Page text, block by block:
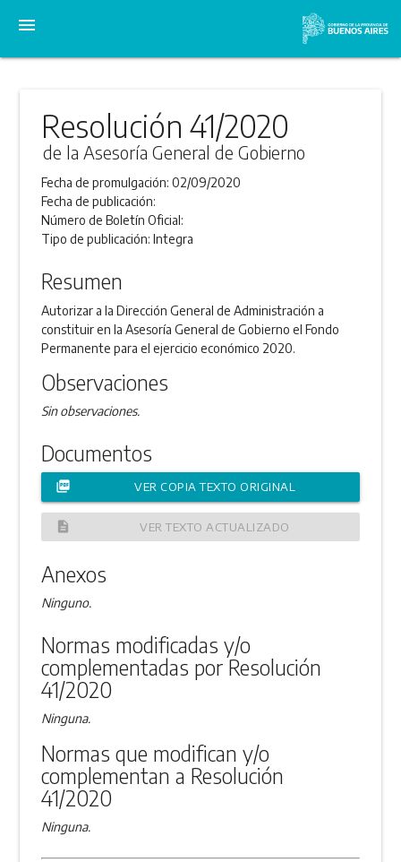
menu
Resolución 41/2020
de la Asesoría General de Gobierno
Fecha de promulgación:02/09/2020
Fecha de publicación:
Número de Boletín Oficial:
Tipo de publicación:Integra
Resumen
Autorizar a la Dirección General de Administración a
constituir en la Asesoría General de Gobierno el Fondo
Permanente para el ejercicio económico 2020.
Observaciones
Sin observaciones.
Documentos
picture_as_pdf VER COPIA TEXTO ORIGINAL
description VER TEXTO ACTUALIZADO
Anexos
Ninguno.
Normas modificadas y/o
complementadas por Resolución
41/2020
Ninguna.
Normas que modifican y/o
complementan a Resolución
41/2020
Ninguna.